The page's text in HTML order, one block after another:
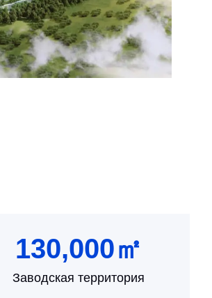
Заводская территория
130,000㎡